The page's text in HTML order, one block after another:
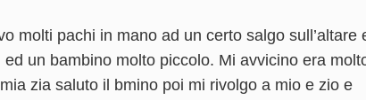
molti pachi in mano ad un certo salgo sull’altare
un bambino molto piccolo. Mi avvicino era
zia saluto il bmino poi mi rivolgo a mio e zio e